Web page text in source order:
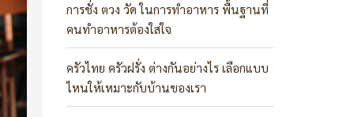
การชั่ง ตวง วัด ในการทำอาหาร พื้นฐานที่
คนทำอาหารต้องใส่ใจ
ครัวไทย ครัวฝรั่ง ต่างกันอย่างไร เลือกแบบ
ไหนให้เหมาะกับบ้านของเรา